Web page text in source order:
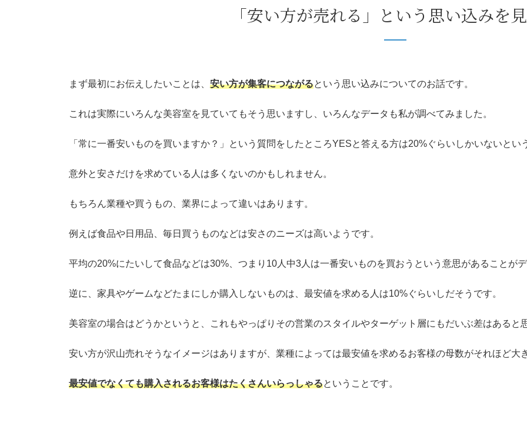
「安い方が売れる」という思い込みを
まず最初にお伝えしたいことは、 安い方が集客につながるという思い込みについてのお話です。
これは実際にいろんな美容室を見ていてもそう思いますし、いろんなデータも私が調べてみました。
「常に一番安いものを買いますか？」という質問をしたところYESと答える方は20%ぐらいしかいないとい
意外と安さだけを求めている人は多くないのかもしれません。
もちろん業種や買うもの、業界によって違いはあります。
例えば食品や日用品、毎日買うものなどは安さのニーズは高いようです。
平均の20%にたいして食品などは30%、つまり10人中3人は一番安いものを買おうという意思があることがデ
逆に、家具やゲームなどたまにしか購入しないものは、最安値を求める人は10%ぐらいしだそうです。
美容室の場合はどうかというと、これもやっぱりその営業のスタイルやターゲット層にもだいぶ差はあると
安い方が沢山売れそうなイメージはありますが、業種によっては最安値を求めるお客様の母数がそれほど大
最安値でなくても購入されるお客様はたくさんいらっしゃるということです。